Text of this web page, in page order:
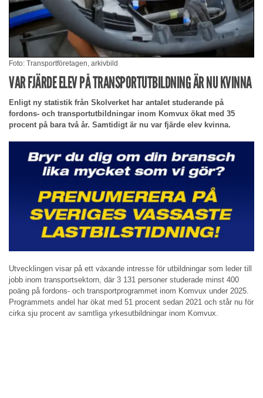
Foto: Transportföretagen, arkivbild
VAR FJÄRDE ELEV PÅ TRANSPORTUTBILDNING ÄR NU KVINNA
Enligt ny statistik från Skolverket har antalet studerande på
fordons- och transportutbildningar inom Komvux ökat med 35
procent på bara två år. Samtidigt är nu var fjärde elev kvinna.
Utvecklingen visar på ett växande intresse för utbildningar som leder till
jobb inom transportsektorn, där 3 131 personer studerade minst 400
poäng på fordons- och transportprogrammet inom Komvux under 2025.
Programmets andel har ökat med 51 procent sedan 2021 och står nu för
cirka sju procent av samtliga yrkesutbildningar inom Komvux.